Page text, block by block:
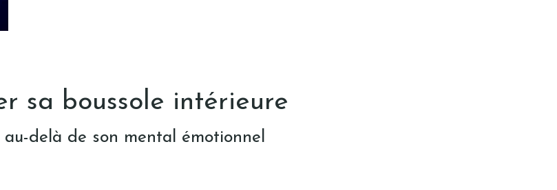
sa boussole intérieure
delà de son mental émotionnel